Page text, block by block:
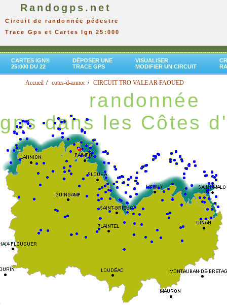
Randogps.net
Circuit de randonnée pédestre
Trace Gps et Cartes Ign 25:000
CARTES IGN®
25:000 DU 22
DÉPOSER UNE
TRACE GPS
VISUALISER
MODIFIER UN CIRCUIT
Accueil cotes-d-armor CIRCUIT TRO VALE AR FAOUED
randonnée
gps dans les Côtes